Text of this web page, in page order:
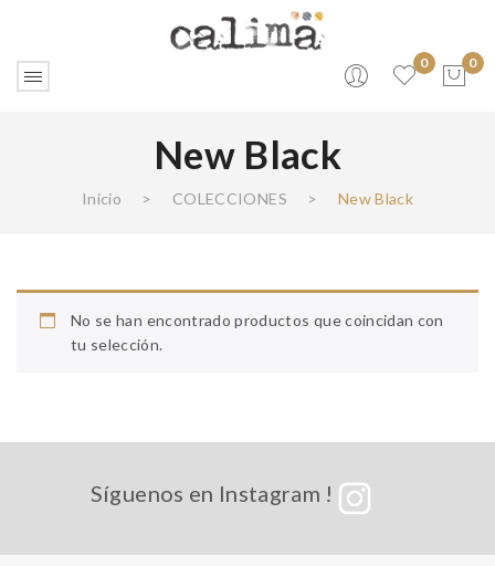
0
No products in the cart.
0
New Black
Inicio > COLECCIONES > New Black
No se han encontrado productos que coincidan con
tu selección.
Síguenos en Instagram !